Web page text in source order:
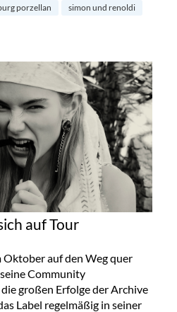
porzellan
simon und renoldi
auf Tour
Oktober auf den Weg quer
Community
großen Erfolge der Archive
Label regelmäßig in seiner